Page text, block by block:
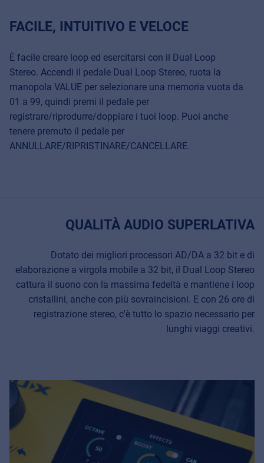
FACILE, INTUITIVO E VELOCE
È facile creare loop ed esercitarsi con il Dual Loop
Stereo. Accendi il pedale Dual Loop Stereo, ruota la
manopola VALUE per selezionare una memoria vuota da
01 a 99, quindi premi il pedale per
registrare/riprodurre/doppiare i tuoi loop. Puoi anche
tenere premuto il pedale per
ANNULLARE/RIPRISTINARE/CANCELLARE.
QUALITÀ AUDIO SUPERLATIVA
Dotato dei migliori processori AD/DA a 32 bit e di
elaborazione a virgola mobile a 32 bit, il Dual Loop Stereo
cattura il suono con la massima fedeltà e mantiene i loop
cristallini, anche con più sovraincisioni. E con 26 ore di
registrazione stereo, c'è tutto lo spazio necessario per
lunghi viaggi creativi.